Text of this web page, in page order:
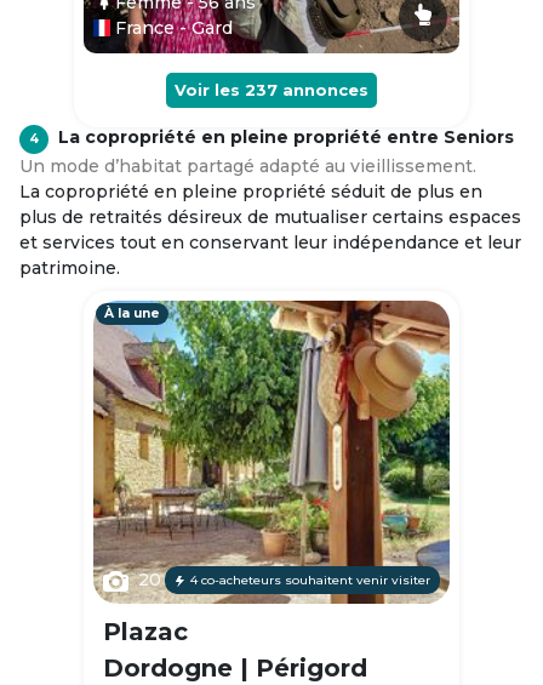
France - Gard
Voir les 237 annonces
4
La copropriété en pleine propriété entre Seniors
Un mode d’habitat partagé adapté au vieillissement.
La copropriété en pleine propriété séduit de plus en
plus de retraités désireux de mutualiser certains espaces
et services tout en conservant leur indépendance et leur
patrimoine.
À la une
20 4 co-acheteurs souhaitent venir visiter
Plazac
Dordogne | Périgord